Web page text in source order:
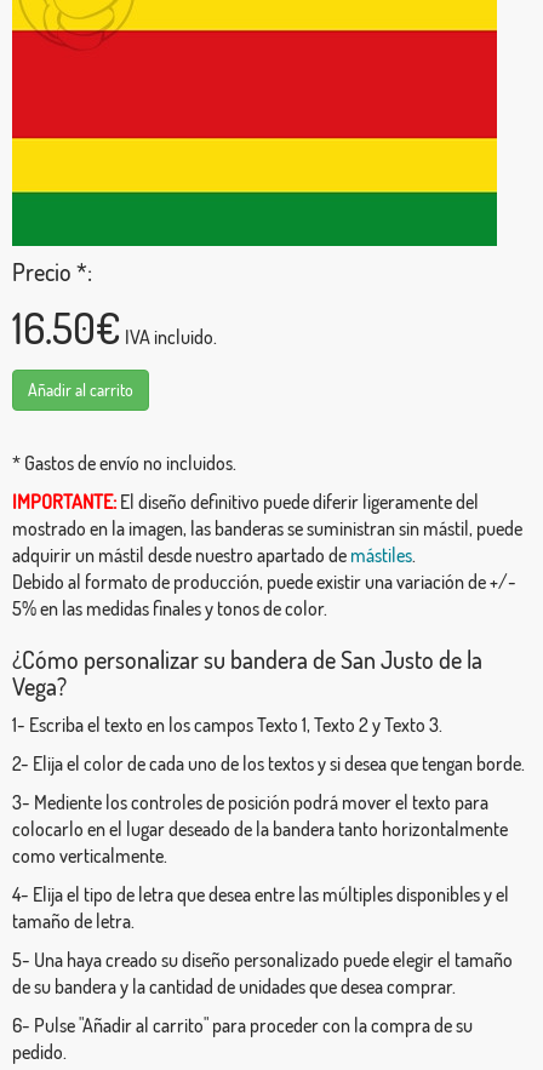
Precio *:
16.50€ IVA incluido.
Añadir al carrito
* Gastos de envío no incluidos.
IMPORTANTE: El diseño definitivo puede diferir ligeramente del
mostrado en la imagen, las banderas se suministran sin mástil, puede
adquirir un mástil desde nuestro apartado de mástiles.
Debido al formato de producción, puede existir una variación de +/-
5% en las medidas finales y tonos de color.
¿Cómo personalizar su bandera de San Justo de la
Vega?
1- Escriba el texto en los campos Texto 1, Texto 2 y Texto 3.
2- Elija el color de cada uno de los textos y si desea que tengan borde.
3- Mediente los controles de posición podrá mover el texto para
colocarlo en el lugar deseado de la bandera tanto horizontalmente
como verticalmente.
4- Elija el tipo de letra que desea entre las múltiples disponibles y el
tamaño de letra.
5- Una haya creado su diseño personalizado puede elegir el tamaño
de su bandera y la cantidad de unidades que desea comprar.
6- Pulse "Añadir al carrito" para proceder con la compra de su
pedido.